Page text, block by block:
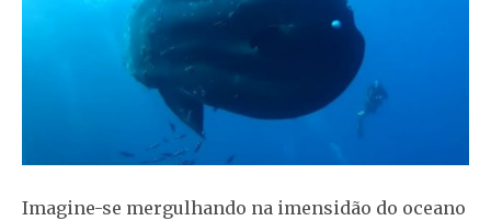
Imagine-se mergulhando na imensidão do oceano